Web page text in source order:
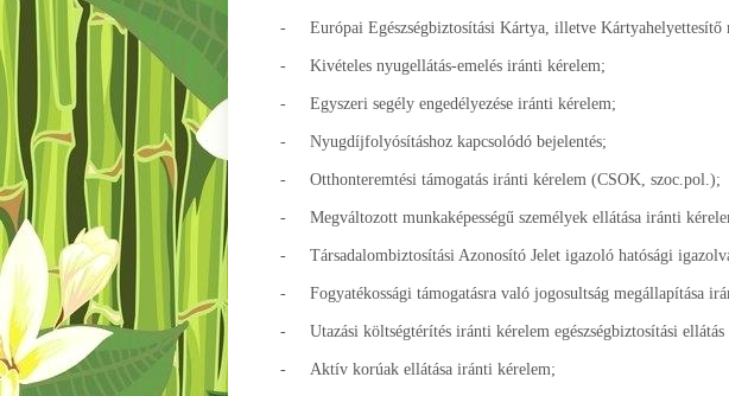
- Európai Egészségbiztosítási Kártya, illetve
- Kivételes nyugellátás-emelés iránti kérelem;
- Egyszeri segély engedélyezése iránti kérelem;
- Nyugdíjfolyósításhoz kapcsolódó bejelentés;
- Otthonteremtési támogatás iránti kérelem (CSOK, szoc.pol.);
- Megváltozott munkaképességű személyek ellátása iránti
- Társadalombiztosítási Azonosító Jelet igazoló hatósági
- Fogyatékossági támogatásra való jogosultság megállapítása
- Utazási költségtérítés iránti kérelem egészségbiztosítási ellátás
- Aktív korúak ellátása iránti kérelem;